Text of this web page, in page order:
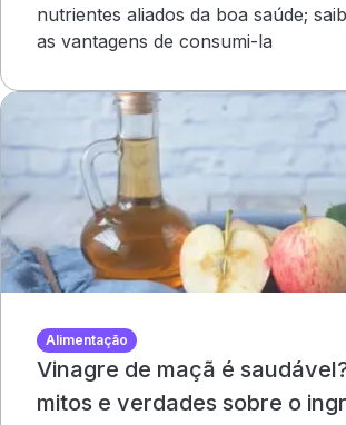
nutrientes aliados da boa saúde;
as vantagens de consumi-la
Alimentação
Vinagre de maçã é
mitos e verdades sobre o